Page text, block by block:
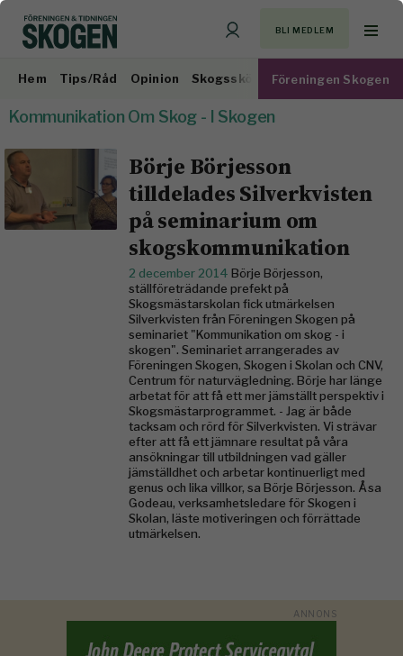
BLI MEDLEM
Hem Tips/Råd Opinion Skogsskötsel Virkesmarknad
Föreningen Skogen
Kommunikation Om Skog - I Skogen
Börje Börjesson
tilldelades Silverkvisten
på seminarium om
skogskommunikation
2 december 2014 Börje Börjesson,
ställföreträdande prefekt på
Skogsmästarskolan fick utmärkelsen
Silverkvisten från Föreningen Skogen på
seminariet "Kommunikation om skog - i
skogen". Seminariet arrangerades av
Föreningen Skogen, Skogen i Skolan och CNV,
Centrum för naturvägledning. Börje har länge
arbetat för att få ett mer jämställt perspektiv i
Skogsmästarprogrammet. - Jag är både
tacksam och rörd för Silverkvisten. Vi strävar
efter att få ett jämnare resultat på våra
ansökningar till utbildningen vad gäller
jämställdhet och arbetar kontinuerligt med
genus och lika villkor, sa Börje Börjesson. Åsa
Godeau, verksamhetsledare för Skogen i
Skolan, läste motiveringen och förrättade
utmärkelsen.